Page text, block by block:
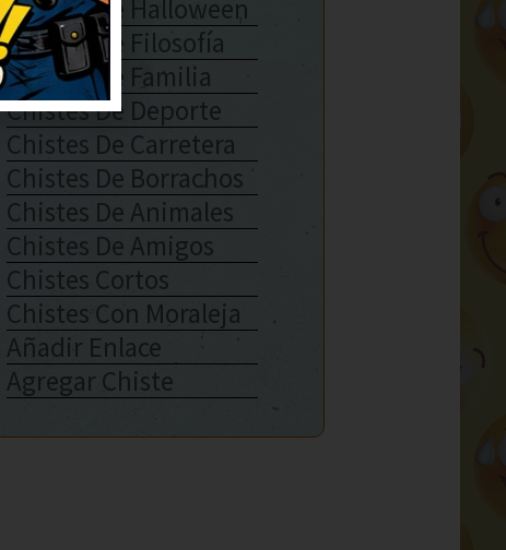
Chistes De Halloween
Chistes De Filosofía
Chistes De Familia
Chistes De Deporte
Chistes De Carretera
Chistes De Borrachos
Chistes De Animales
Chistes De Amigos
Chistes Cortos
Chistes Con Moraleja
Añadir Enlace
Agregar Chiste